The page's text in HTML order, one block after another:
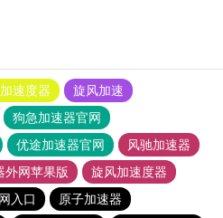
速度器
旋风加速
狗急加速器官网
优途加速器官网
风驰加速器
外网苹果版
旋风加速度器
入口
原子加速器